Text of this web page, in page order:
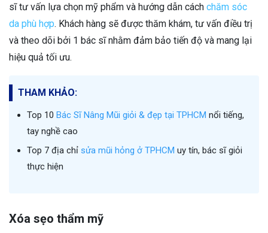
sĩ tư vấn lựa chọn mỹ phẩm và hướng dẫn cách chăm sóc
da phù hợp. Khách hàng sẽ được thăm khám, tư vấn điều trị
và theo dõi bởi 1 bác sĩ nhằm đảm bảo tiến độ và mang lại
hiệu quả tối ưu.
THAM KHẢO:
Top 10 Bác Sĩ Nâng Mũi giỏi & đẹp tại TPHCM nổi tiếng,
tay nghề cao
Top 7 địa chỉ sửa mũi hỏng ở TPHCM uy tín, bác sĩ giỏi
thực hiện
Xóa sẹo thẩm mỹ